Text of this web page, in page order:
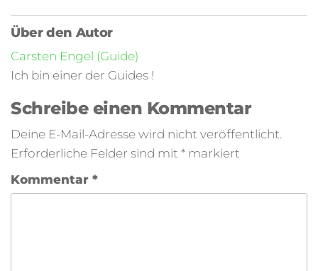
Über den Autor
Carsten Engel (Guide)
Ich bin einer der Guides !
Schreibe einen Kommentar
Deine E-Mail-Adresse wird nicht veröffentlicht.
Erforderliche Felder sind mit * markiert
Kommentar *